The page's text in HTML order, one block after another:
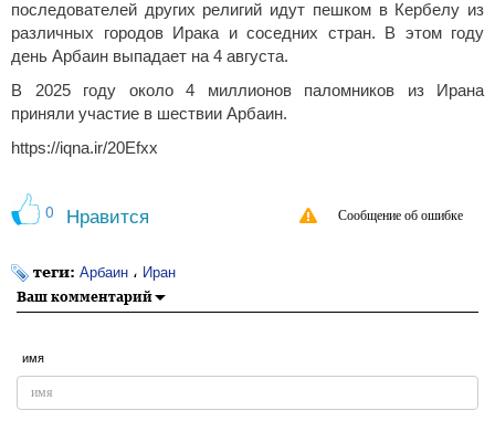
последователей других религий идут пешком в Кербелу из
различных городов Ирака и соседних стран. В этом году
день Арбаин выпадает на 4 августа.
В 2025 году около 4 миллионов паломников из Ирана
приняли участие в шествии Арбаин.
https://iqna.ir/20Efxx
0 Нравится Сообщение об ошибке
теги: Арбаин ، Иран
Ваш комментарий
имя